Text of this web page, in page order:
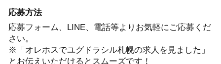
応募方法
応募フォーム、LINE、電話等よりお気軽にご応募くだ
さい。
※「オレホスでユグドラシル札幌の求人を見ました」
とお伝えいただけるとスムーズです！